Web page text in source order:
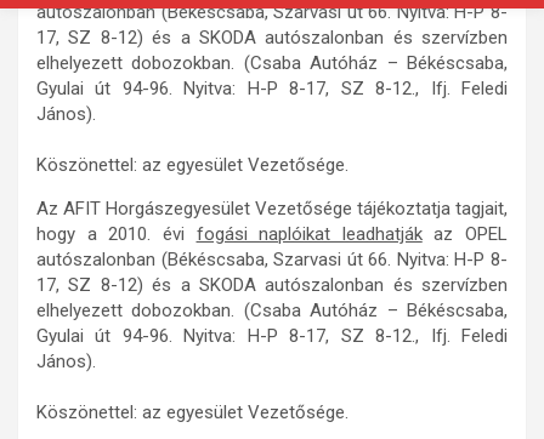
autószalonban (Békéscsaba, Szarvasi út 66. Nyitva: H-P 8-
17, SZ 8-12) és a SKODA autószalonban és szervízben
elhelyezett dobozokban. (Csaba Autóház – Békéscsaba,
Gyulai út 94-96. Nyitva: H-P 8-17, SZ 8-12., Ifj. Feledi
János).
Köszönettel: az egyesület Vezetősége.
Az AFIT Horgászegyesület Vezetősége tájékoztatja tagjait,
hogy a 2010. évi fogási naplóikat leadhatjákaz OPEL
autószalonban (Békéscsaba, Szarvasi út 66. Nyitva: H-P 8-
17, SZ 8-12) és a SKODA autószalonban és szervízben
elhelyezett dobozokban. (Csaba Autóház – Békéscsaba,
Gyulai út 94-96. Nyitva: H-P 8-17, SZ 8-12., Ifj. Feledi
János).
Köszönettel: az egyesület Vezetősége.